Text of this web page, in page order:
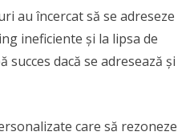
au încercat să se adreseze
ineficiente și la lipsa de
dacă se adresează și
care să rezoneze